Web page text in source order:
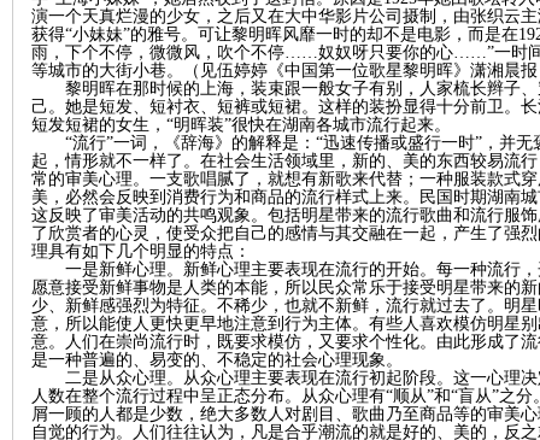
演一个天真烂漫的少女，之后又在大中华影片公司摄制，由张织云
获得“小妹妹”的雅号。可让黎明晖风靡一时的却不是电影，而是在
雨，下个不停，微微风，吹个不停……奴奴呀只要你的心……”一时
等城市的大街小巷。
（见伍婷婷 《中国第一位歌星黎明晖》 潇湘晨报
黎明晖在那时候的上海，装束跟一般女子有别，人家梳长辫子
己。她是短发、短衬衣、短裤或短裙。这样的装扮显得十分前卫。
短发短裙的女生， “明晖装”很快在湖南各城市流行起来。
“流行”一词，《辞海》的解释是：“迅速传播或盛行一时”，并
起，情形就不一样了。在社会生活领域里，新的、美的东西较易流
常的审美心理。一支歌唱腻了，就想有新歌来代替；一种服装款式
美，必然会反映到消费行为和商品的流行样式上来。民国时期湖南
这反映了审美活动的共鸣观象。包括明星带来的流行歌曲和流行服
了欣赏者的心灵，使受众把自己的感情与其交融在一起，产生了强
理具有如下几个明显的特点：
一是新鲜心理。新鲜心理主要表现在流行的开始。每一种流行
愿意接受新鲜事物是人类的本能，所以民众常乐于接受明星带来的
少、新鲜感强烈为特征。不稀少，也就不新鲜，流行就过去了。明
意，所以能使人更快更早地注意到行为主体。有些人喜欢模仿明星
意。人们在崇尚流行时，既要求模仿，又要求个性化。由此形成了
是一种普遍的、易变的、不稳定的社会心理现象。
二是从众心理。从众心理主要表现在流行初起阶段。这一心理
人数在整个流行过程中呈正态分布。从众心理有“顺从”和“盲从”之
屑一顾的人都是少数，绝大多数人对剧目、歌曲乃至商品等的审美
自觉的行为。人们往往认为，凡是合乎潮流的就是好的、美的，反